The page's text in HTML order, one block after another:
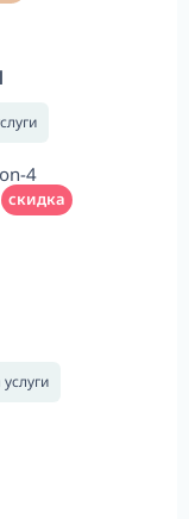
4
скидка